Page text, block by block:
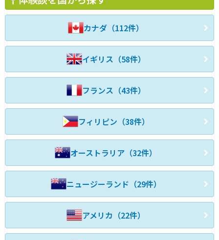
カナダ（112件）
イギリス（58件）
フランス（43件）
フィリピン（38件）
オーストラリア（32件）
ニュージーランド（29件）
アメリカ（22件）